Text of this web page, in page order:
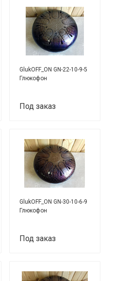
GlukOFF_ON GN-22-10-9-5
Глюкофон
Под заказ
GlukOFF_ON GN-30-10-6-9
Глюкофон
Под заказ